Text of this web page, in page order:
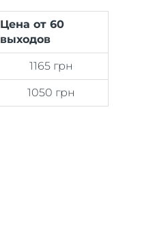
Цена от 60
выходов
1165 грн
1050 грн